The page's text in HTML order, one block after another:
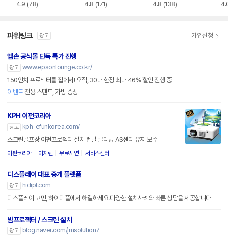
4.9 (78) 4.8 (171) 4.8 (138)
파워링크 광고 가입신청
엡손 공식몰 단독 특가 진행
광고 www.epsonlounge.co.kr/
150인치 프로젝터를 집에서! 오직, 30대 한정 최대 46% 할인 진행 중
이벤트전용 스탠드, 가방 증정
KPH 이펀코리아
광고
kph-efunkorea.com/
스크린골프장 이펀프로젝터 설치 렌탈 클리닝 AS센터 유지 보수
이펀코리아 이지렌 무료시연 서비스센터
디스플레이 대표 중개 플랫폼
광고
hidipl.com
디스플레이 고민, 하이디플에서 해결하세요.다양한 설치사례와 빠른 상담을 제공합니다
빔프로젝터 / 스크린 설치
광고
blog.naver.com/jmsolution7